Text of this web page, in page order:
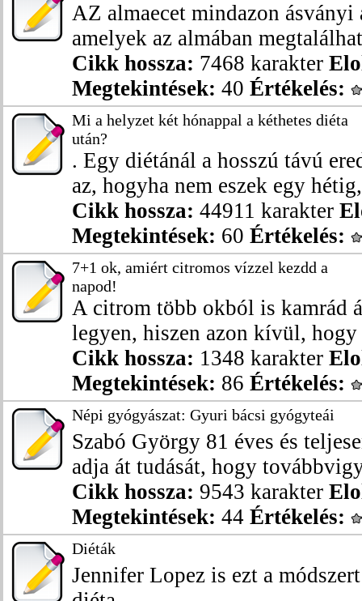
AZ almaecet mindazon ásványi
amelyek az almában
Cikk hossza: 7468 karakter
Megtekintések: 40 Értékelés:
Mi a helyzet két hónappal a kéthetes diéta
után?
. Egy diétánál a hosszú távú
az, hogyha nem eszek egy
Cikk hossza: 44911 karakter
Megtekintések: 60 Értékelés:
7+1 ok, amiért citromos vízzel kezdd a
napod!
A citrom több okból is kamrád
legyen, hiszen azon kívül, hogy
Cikk hossza: 1348 karakter
Megtekintések: 86 Értékelés:
Népi gyógyászat: Gyuri bácsi gyógyteái
Szabó György 81 éves és
adja át tudását, hogy
Cikk hossza: 9543 karakter
Megtekintések: 44 Értékelés:
Diéták
Jennifer Lopez is ezt a